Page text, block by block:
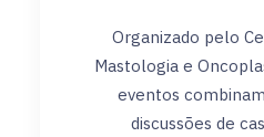
Organizado pelo
Mastologia e
eventos
discussões de